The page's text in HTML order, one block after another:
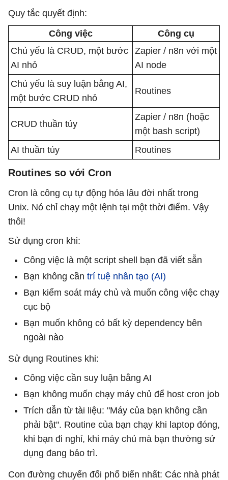
Quy tắc quyết định:
Công việc
Công cụ
Chủ yếu là CRUD, một bước
AI nhỏ
Zapier / n8n với một
AI node
Chủ yếu là suy luận bằng AI,
một bước CRUD nhỏ
Routines
CRUD thuần túy
Zapier / n8n (hoặc
một bash script)
AI thuần túy
Routines
Routines so với Cron
Cron là công cụ tự động hóa lâu đời nhất trong
Unix. Nó chỉ chạy một lệnh tại một thời điểm. Vậy
thôi!
Sử dụng cron khi:
Công việc là một script shell bạn đã viết sẵn
Bạn không cần trí tuệ nhân tạo (AI)
Bạn kiểm soát máy chủ và muốn công việc chạy
cục bộ
Bạn muốn không có bất kỳ dependency bên
ngoài nào
Sử dụng Routines khi:
Công việc cần suy luận bằng AI
Bạn không muốn chạy máy chủ để host cron job
Trích dẫn từ tài liệu: "Máy của bạn không cần
phải bật". Routine của bạn chạy khi laptop đóng,
khi bạn đi nghỉ, khi máy chủ mà bạn thường sử
dụng đang bảo trì.
Con đường chuyển đổi phổ biến nhất: Các nhà phát